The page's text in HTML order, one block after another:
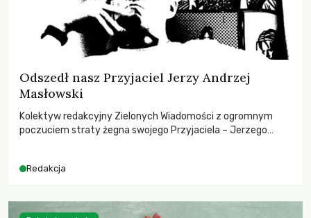
Odszedł nasz Przyjaciel Jerzy Andrzej
Masłowski
Kolektyw redakcyjny Zielonych Wiadomości z ogromnym
poczuciem straty żegna swojego Przyjaciela – Jerzego
Redakcja